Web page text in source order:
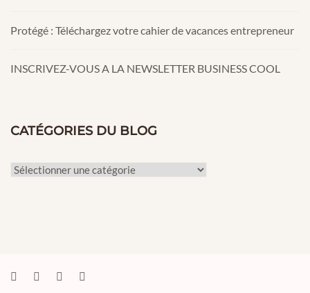
Protégé : Téléchargez votre cahier de vacances entrepreneur
INSCRIVEZ-VOUS A LA NEWSLETTER BUSINESS COOL
CATÉGORIES DU BLOG
Catégories